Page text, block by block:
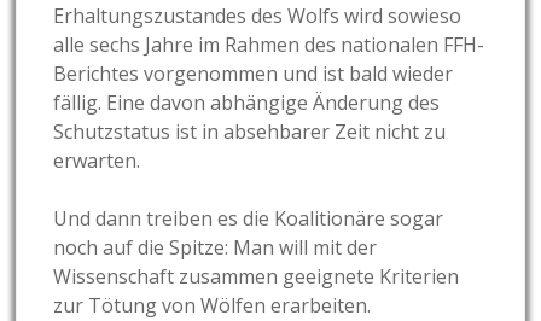
Erhaltungszustandes des Wolfs wird sowieso
alle sechs Jahre im Rahmen des nationalen FFH-
Berichtes vorgenommen und ist bald wieder
fällig. Eine davon abhängige Änderung des
Schutzstatus ist in absehbarer Zeit nicht zu
erwarten.
Und dann treiben es die Koalitionäre sogar
noch auf die Spitze: Man will mit der
Wissenschaft zusammen geeignete Kriterien
zur Tötung von Wölfen erarbeiten.